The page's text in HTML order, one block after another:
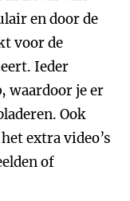
en door de
voor de
Ieder
waardoor je er
Ook
extra video’s
of